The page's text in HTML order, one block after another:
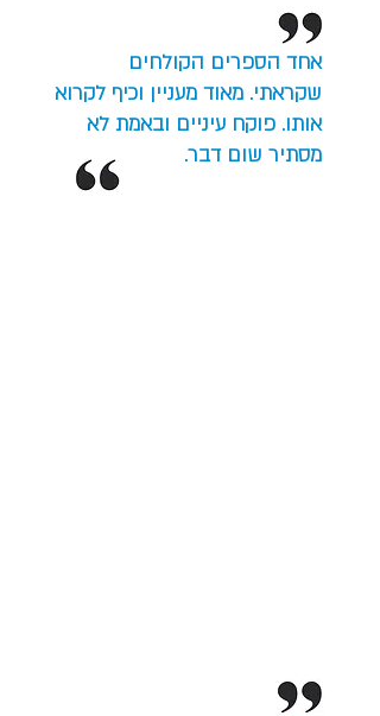
אחד הספרים הקולחים
שקראתי. מאוד מעניין וכיף לקרוא
אותו. פוקח עיניים ובאמת לא
מסתיר שום דבר.